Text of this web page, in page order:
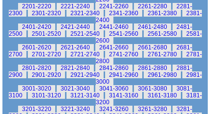
2201-2220
2221-2240 2241-2260 2261-2280
2281-
2300
2301-2320 2321-2340 2341-2360 2361-2380
2381-
2400
2401-2420
2421-2440 2441-2460 2461-2480
2481-
2500
2501-2520 2521-2540 2541-2560 2561-2580
2581-
2600
2601-2620
2621-2640 2641-2660 2661-2680
2681-
2700
2701-2720 2721-2740 2741-2760 2761-2780
2781-
2800
2801-2820
2821-2840 2841-2860 2861-2880
2881-
2900
2901-2920 2921-2940 2941-2960 2961-2980
2981-
3000
3001-3020
3021-3040 3041-3060 3061-3080
3081-
3100
3101-3120 3121-3140 3141-3160 3161-3180
3181-
3200
3201-3220
3221-3240 3241-3260 3261-3280
3281-